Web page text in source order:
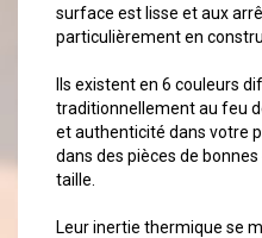
surface est lisse et aux
particulièrement en
Ils existent en 6 couleurs
traditionnellement au feu
et authenticité dans votre
dans des pièces de
taille.
Leur inertie thermique se